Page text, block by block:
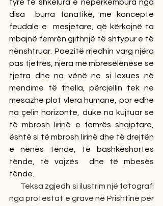
tyre të shkelura e nëpërkëmbura nga
disa  burra fanatikë, me koncepte
feudale e  mesjetare, që kërkojnë ta
mbajnë femrën gjithnjë të shtypur e të
nënshtruar. Poezitë rrjedhin varg njëra
pas tjetrës, njëra më mbresëlënëse se
tjetra dhe na vënë ne si lexues në
mendime të thella, përcjellin tek ne
mesazhe plot vlera humane, por edhe
na çelin horizonte, duke na kujtuar se
të mbrosh lirinë e femrës shqiptare,
është si të mbrosh lirinë dhe të drejtën
e nënës tënde, të bashkëshortes
tënde, të vajzës  dhe të mbesës
tënde.
Teksa zgjedh si ilustrim një fotografi
nga protestat e grave në Prishtinë për